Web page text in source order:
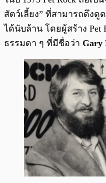
สัตว์เลี้ยง” ที่สามารถดึง
ได้นับล้าน โดยผู้สร้าง
ธรรมดา ๆ ที่มีชื่อว่า Gary